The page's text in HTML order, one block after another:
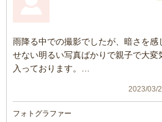
雨降る中での撮影でしたが、暗さを感
せない明るい写真ばかりで親子で大変
入っております。
北川さんにお願いして良かったです^ -
2023/03/
フォトグラファー